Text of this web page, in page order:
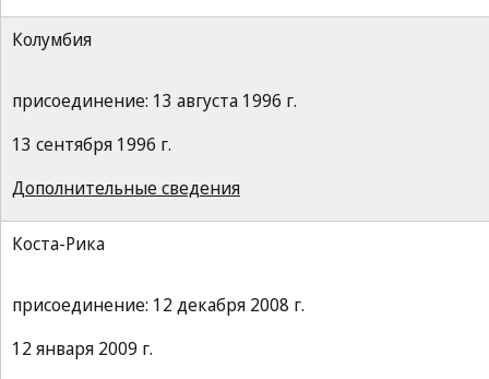
Колумбия
присоединение: 13 августа 1996 г.
13 сентября 1996 г.
Дополнительные сведения
Коста-Рика
присоединение: 12 декабря 2008 г.
12 января 2009 г.